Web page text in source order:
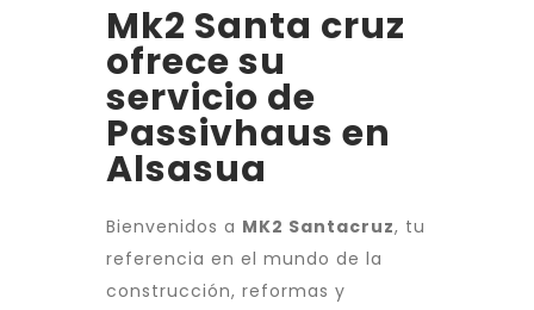
Mk2 Santa cruz
ofrece su
servicio de
Passivhaus en
Alsasua
Bienvenidos a MK2 Santacruz, tu
referencia en el mundo de la
construcción, reformas y